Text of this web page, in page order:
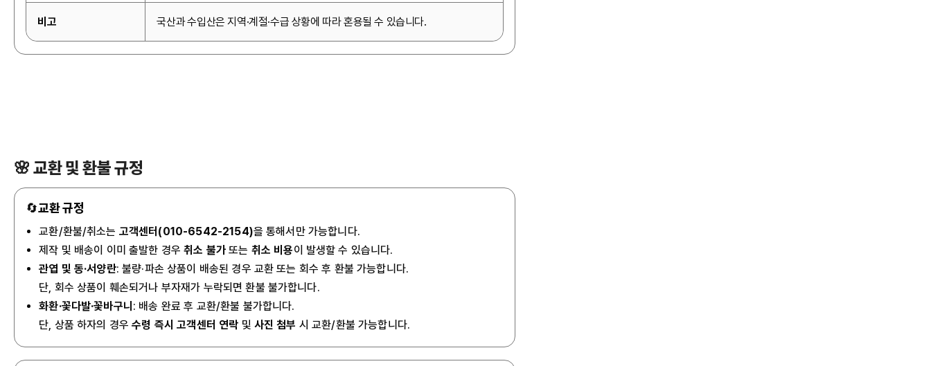
비고 국산과 수입산은 지역·계절·수급 상황에 따라 혼용될 수 있습니다.
🌸 교환 및 환불 규정
🔄교환 규정
교환/환불/취소는 고객센터(010-6542-2154)을 통해서만 가능합니다.
제작 및 배송이 이미 출발한 경우취소 불가 또는 취소 비용이 발생할 수 있습니다.
관엽 및 동·서양란: 불량·파손 상품이 배송된 경우 교환 또는 회수 후 환불 가능합니다.
단, 회수 상품이 훼손되거나 부자재가 누락되면 환불 불가합니다.
화환·꽃다발·꽃바구니 : 배송 완료 후 교환/환불 불가합니다.
단, 상품 하자의 경우수령 즉시 고객센터 연락 및 사진 첨부 시 교환/환불 가능합니다.